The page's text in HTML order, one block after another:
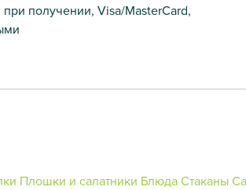
получении, Visa/MasterCard,
Плошки и салатники БлюдаСтаканы